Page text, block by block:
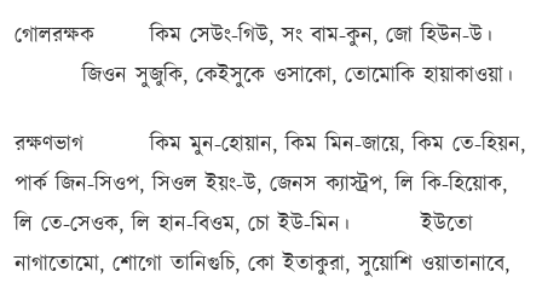
গোলরক্ষক
কিম সেউং-গিউ, সং বাম-কুন, জো হিউন-উ।
জিওন সুজুকি, কেইসুকে ওসাকো, তোমোকি হায়াকাওয়া।
রক্ষণভাগ
কিম মুন-হোয়ান, কিম মিন-জায়ে, কিম তে-হিয়ন,
পার্ক জিন-সিওপ, সিওল ইয়ং-উ, জেনস ক্যাস্ট্রপ, লি কি-হিয়োক,
লি তে-সেওক, লি হান-বিওম, চো ইউ-মিন।
ইউতো
নাগাতোমো, শোগো তানিগুচি, কো ইতাকুরা, সুয়োশি ওয়াতানাবে,